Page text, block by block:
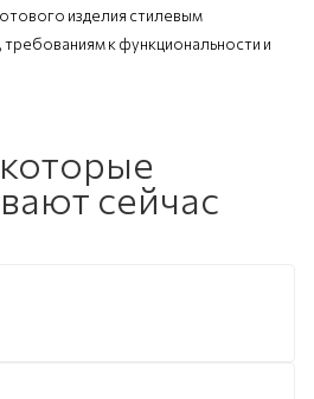
изделия стилевым
к функциональности и
сейчас